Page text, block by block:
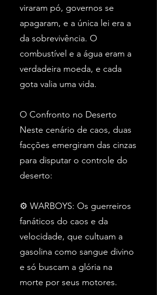
viraram pó, governos se
apagaram, e a única lei era a
da sobrevivência. O
combustível e a água eram a
verdadeira moeda, e cada
gota valia uma vida.
O Confronto no Deserto
Neste cenário de caos, duas
facções emergiram das cinzas
para disputar o controle do
deserto:
⚙ WARBOYS: Os guerreiros
fanáticos do caos e da
velocidade, que cultuam a
gasolina como sangue divino
e só buscam a glória na
morte por seus motores.